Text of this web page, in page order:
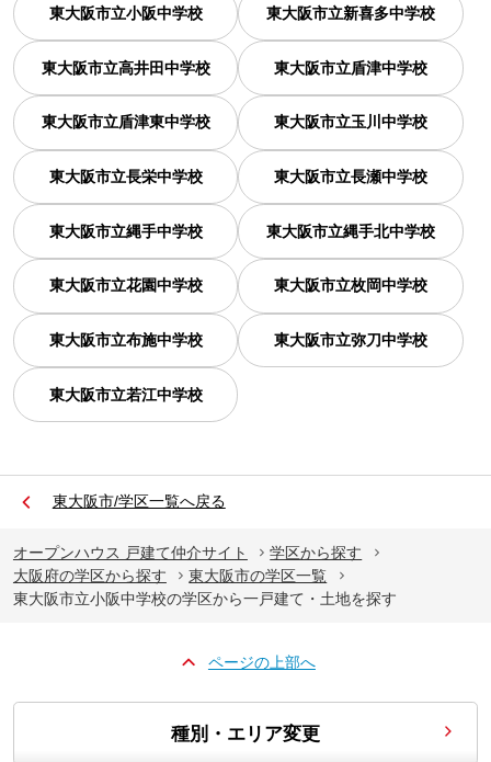
東大阪市立小阪中学校 東大阪市立新喜多中学校
東大阪市立高井田中学校 東大阪市立盾津中学校
東大阪市立盾津東中学校 東大阪市立玉川中学校
東大阪市立長栄中学校 東大阪市立長瀬中学校
東大阪市立縄手中学校 東大阪市立縄手北中学校
東大阪市立花園中学校 東大阪市立枚岡中学校
東大阪市立布施中学校 東大阪市立弥刀中学校
東大阪市立若江中学校
東大阪市/学区一覧へ戻る
オープンハウス 戸建て仲介サイト
学区から探す
大阪府の学区から探す
東大阪市の学区一覧
東大阪市立小阪中学校の学区から一戸建て・土地を探す
ページの上部へ
種別・エリア変更